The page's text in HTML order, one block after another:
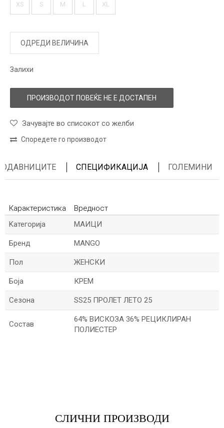
XS S M L XL
ОДРЕДИ ВЕЛИЧИНА
Залихи
ПРОИЗВОДОТ ПОВЕЌЕ НЕ Е ДОСТАПЕН
Зачувајте во списокот со желби
Споредете го производот
СПЕЦИФИКАЦИЈА ГОЛЕМИНИ
Карактеристика
Вредност
Kатегорија
МАИЦИ
Бренд MANGO
Пол ЖЕНСКИ
Боја КРЕМ
Сезона SS25 ПРОЛЕТ ЛЕТО 25
Состав
64% ВИСКОЗА 36% РЕЦИКЛИРАН
ПОЛИЕСТЕР
СЛИЧНИ ПРОИЗВОДИ